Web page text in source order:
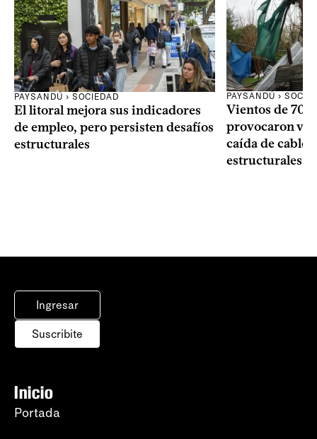
PAYSANDÚ › SOCIEDAD
El litoral mejora sus indicadores
de empleo, pero persisten desafíos
estructurales
PAYSANDÚ ›
Vientos de 70
provocaron
caída de cables
estructurales
Ingresar
Suscribite
Inicio
Portada